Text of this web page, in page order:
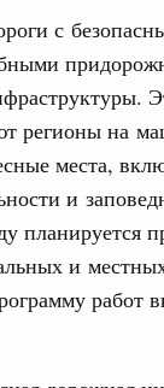
с
регионы на
места,
и
планируется
и
работ
и
союз.
по
союз.